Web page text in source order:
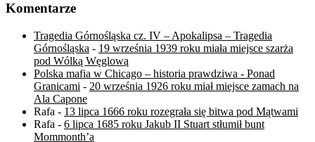
Komentarze
Tragedia Górnośląska cz. IV – Apokalipsa – Tragedia
Górnośląska - 19 września 1939 roku miała miejsce szarża
pod Wólką Węglową
Polska mafia w Chicago – historia prawdziwa - Ponad
Granicami - 20 września 1926 roku miał miejsce zamach na
Ala Capone
Rafa - 13 lipca 1666 roku rozegrała się bitwa pod Mątwami
Rafa - 6 lipca 1685 roku Jakub II Stuart stłumił bunt
Mommonth’a